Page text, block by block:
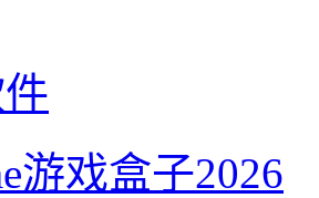
游戏盒子2026